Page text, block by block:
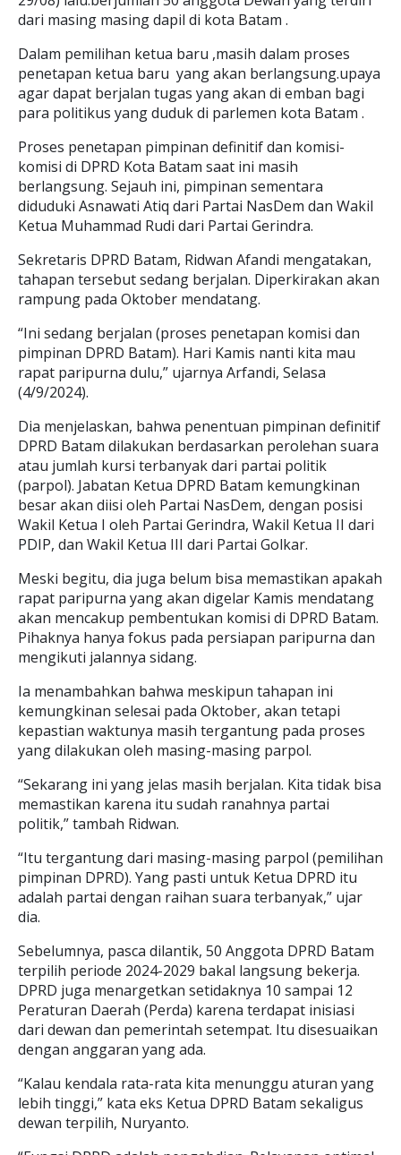
dari masing masing dapil di kota Batam .
Dalam pemilihan ketua baru ,masih dalam proses
penetapan ketua baru yang akan berlangsung.upaya
agar dapat berjalan tugas yang akan di emban bagi
para politikus yang duduk di parlemen kota Batam .
Proses penetapan pimpinan definitif dan komisi-
komisi di DPRD Kota Batam saat ini masih
berlangsung. Sejauh ini, pimpinan sementara
diduduki Asnawati Atiq dari Partai NasDem dan Wakil
Ketua Muhammad Rudi dari Partai Gerindra.
Sekretaris DPRD Batam, Ridwan Afandi mengatakan,
tahapan tersebut sedang berjalan. Diperkirakan akan
rampung pada Oktober mendatang.
“Ini sedang berjalan (proses penetapan komisi dan
pimpinan DPRD Batam). Hari Kamis nanti kita mau
rapat paripurna dulu,” ujarnya Arfandi, Selasa
(4/9/2024).
Dia menjelaskan, bahwa penentuan pimpinan definitif
DPRD Batam dilakukan berdasarkan perolehan suara
atau jumlah kursi terbanyak dari partai politik
(parpol). Jabatan Ketua DPRD Batam kemungkinan
besar akan diisi oleh Partai NasDem, dengan posisi
Wakil Ketua I oleh Partai Gerindra, Wakil Ketua II dari
PDIP, dan Wakil Ketua III dari Partai Golkar.
Meski begitu, dia juga belum bisa memastikan apakah
rapat paripurna yang akan digelar Kamis mendatang
akan mencakup pembentukan komisi di DPRD Batam.
Pihaknya hanya fokus pada persiapan paripurna dan
mengikuti jalannya sidang.
Ia menambahkan bahwa meskipun tahapan ini
kemungkinan selesai pada Oktober, akan tetapi
kepastian waktunya masih tergantung pada proses
yang dilakukan oleh masing-masing parpol.
“Sekarang ini yang jelas masih berjalan. Kita tidak bisa
memastikan karena itu sudah ranahnya partai
politik,” tambah Ridwan.
“Itu tergantung dari masing-masing parpol (pemilihan
pimpinan DPRD). Yang pasti untuk Ketua DPRD itu
adalah partai dengan raihan suara terbanyak,” ujar
dia.
Sebelumnya, pasca dilantik, 50 Anggota DPRD Batam
terpilih periode 2024-2029 bakal langsung bekerja.
DPRD juga menargetkan setidaknya 10 sampai 12
Peraturan Daerah (Perda) karena terdapat inisiasi
dari dewan dan pemerintah setempat. Itu disesuaikan
dengan anggaran yang ada.
“Kalau kendala rata-rata kita menunggu aturan yang
lebih tinggi,” kata eks Ketua DPRD Batam sekaligus
dewan terpilih, Nuryanto.